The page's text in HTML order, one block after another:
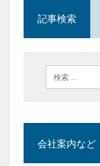
記事検索
会社案内など